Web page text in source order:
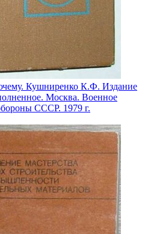
Кушниренко К.Ф. Издание
Москва. Военное
СССР. 1979 г.